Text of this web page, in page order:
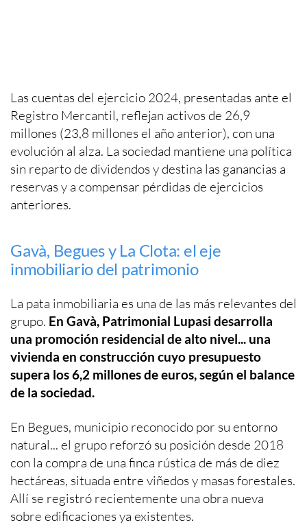
Las cuentas del ejercicio 2024, presentadas ante el
Registro Mercantil, reflejan activos de 26,9
millones (23,8 millones el año anterior), con una
evolución al alza. La sociedad mantiene una política
sin reparto de dividendos y destina las ganancias a
reservas y a compensar pérdidas de ejercicios
anteriores.
Gavà, Begues y La Clota: el eje
inmobiliario del patrimonio
La pata inmobiliaria es una de las más relevantes del
grupo. En Gavà, Patrimonial Lupasi desarrolla
una promoción residencial de alto nivel... una
vivienda en construcción cuyo presupuesto
supera los 6,2 millones de euros, según el balance
de la sociedad.
En Begues, municipio reconocido por su entorno
natural... el grupo reforzó su posición desde 2018
con la compra de una finca rústica de más de diez
hectáreas, situada entre viñedos y masas forestales.
Allí se registró recientemente una obra nueva
sobre edificaciones ya existentes.